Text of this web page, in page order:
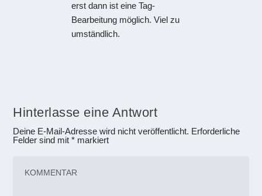
erst dann ist eine Tag-
Bearbeitung möglich. Viel zu
umständlich.
Hinterlasse eine Antwort
Deine E-Mail-Adresse wird nicht veröffentlicht. Erforderliche
Felder sind mit* markiert